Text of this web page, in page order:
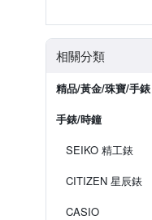
相關分類
精品/黃金/珠寶/手錶
手錶/時鐘
SEIKO 精工錶
CITIZEN 星辰錶
CASIO